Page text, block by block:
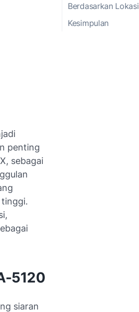
Berdasarkan Lokasi
Kesimpulan
penting
sebagai
5120
siaran